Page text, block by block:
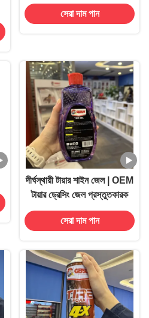
সেরা দাম পান
দীর্ঘস্থায়ী টায়ার শাইন জেল | OEM
টায়ার ড্রেসিং জেল প্রস্তুতকারক
সেরা দাম পান